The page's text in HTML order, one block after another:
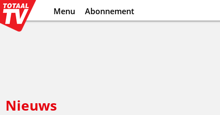
Menu Abonnement
Nieuws